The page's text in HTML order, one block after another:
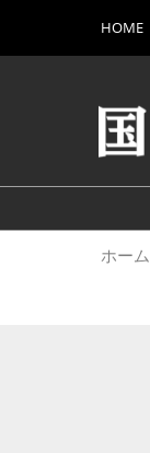
キ
し
て
to
HOME
ホーム